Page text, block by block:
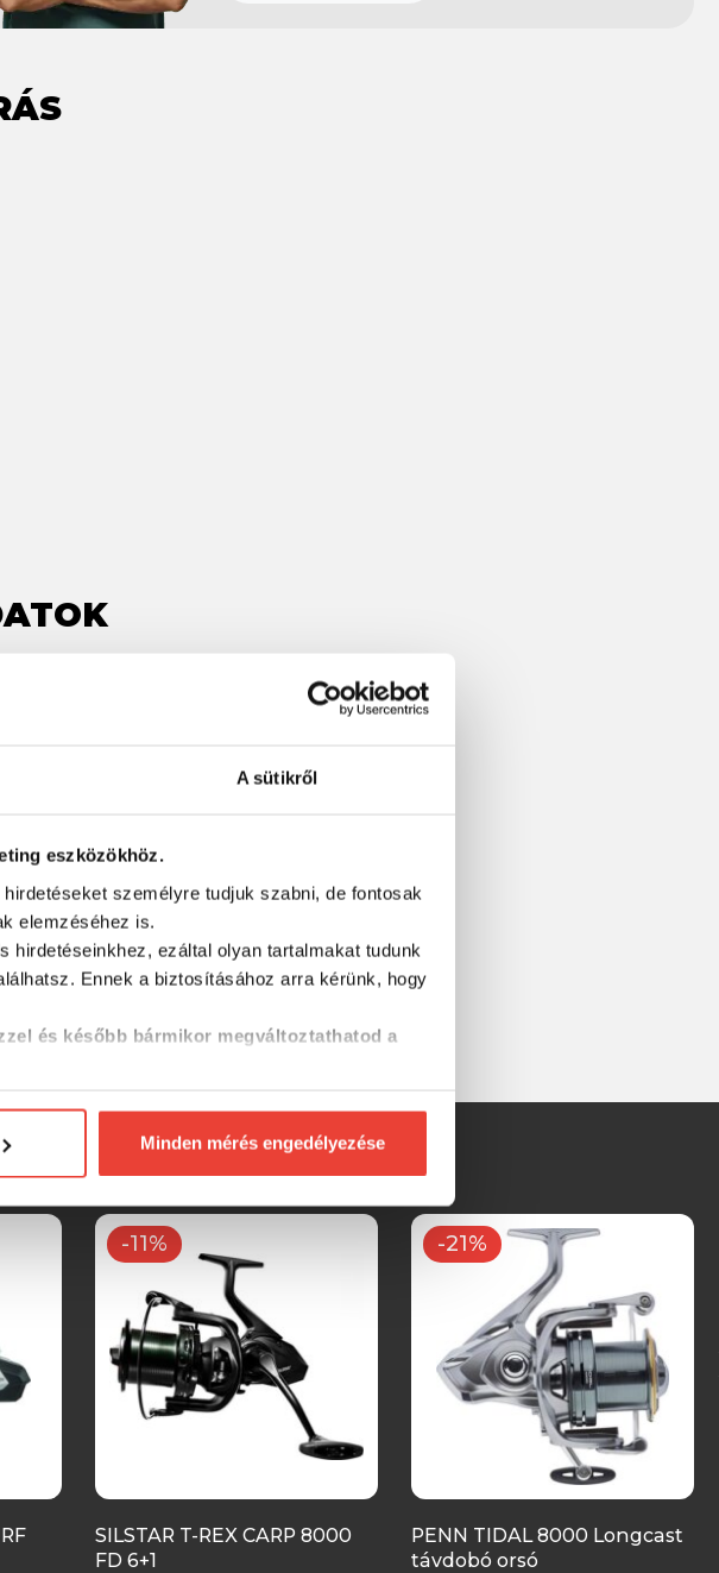
A sütikről
eszközökhöz.
személyre tudjuk szabni, de fontosak
elemzéséhez is.
hirdetéseinkhez, ezáltal olyan tartalmakat tudunk
Ennek a biztosításához arra kérünk, hogy
és később bármikor megváltoztathatod a
Minden mérés engedélyezése
-11%
SILSTAR T-REX CARP 8000
FD 6+1
-21%
PENN TIDAL 8000 Longcast
távdobó orsó